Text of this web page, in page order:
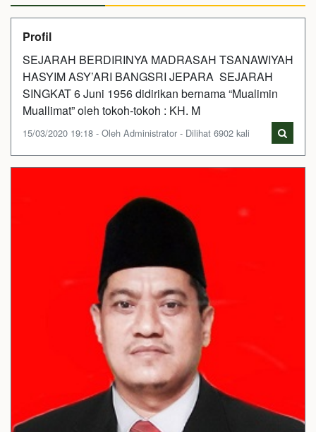
Profil
SEJARAH BERDIRINYA MADRASAH TSANAWIYAH
HASYIM ASY’ARI BANGSRI JEPARA SEJARAH
SINGKAT 6 Juni 1956 didirikan bernama “Mualimin
Muallimat” oleh tokoh-tokoh : KH. M
15/03/2020 19:18 - Oleh Administrator - Dilihat 6902 kali